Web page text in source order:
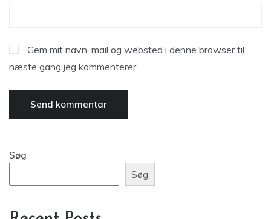
Gem mit navn, mail og websted i denne browser til
næste gang jeg kommenterer.
Søg
Søg